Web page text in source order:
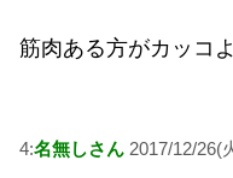
筋肉ある方がカッコ
4:名無しさん 2017/12/26(